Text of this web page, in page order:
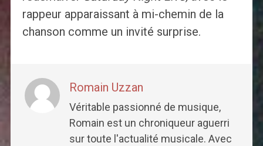
rappeur apparaissant à mi-chemin de la
chanson comme un invité surprise.
Romain Uzzan
Véritable passionné de musique,
Romain est un chroniqueur aguerri
sur toute l'actualité musicale. Avec